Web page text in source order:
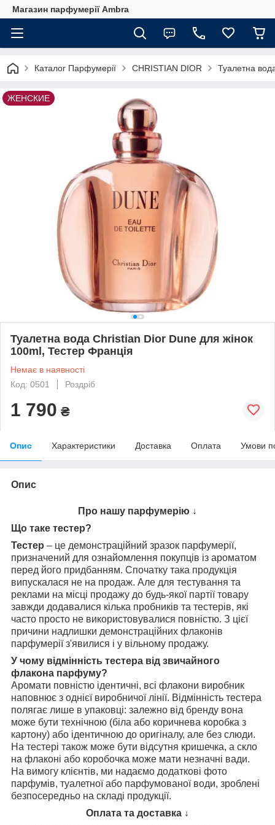
Магазин парфумерії Ambra
Каталог Парфумерії CHRISTIAN DIOR Туалетна
ЖЕНСКИЕ
Туалетна вода Christian Dior Dune для жінок
100ml, Тестер Франція
Немає в наявності
Код: 0501
Роздріб
1 790 ₴
Опис Характеристики Доставка Оплата Умови
Опис
Про нашу парфумерію ↓
Що таке тестер?
Тестер – це демонстраційний зразок парфумерії,
призначений для ознайомлення покупців із ароматом
перед його придбанням. Спочатку така продукція
випускалася не на продаж. Але для тестування та
реклами на місці продажу до будь-якої партії товару
завжди додавалися кілька пробників та тестерів, які
часто просто не використовувалися повністю. З цієї
причини надлишки демонстраційних флаконів
парфумерії з'явилися і у вільному продажу.
У чому відмінність тестера від звичайного
флакона парфуму?
Аромати повністю ідентичні, всі флакони виробник
наповнює з однієї виробничої лінії. Відмінність тестера
полягає лише в упаковці: залежно від бренду вона
може бути технічною (біла або коричнева коробка з
картону) або ідентичною до оригіналу, але без слюди.
На тестері також може бути відсутня кришечка, а скло
на флаконі або коробочка може мати незначні вади.
На вимогу клієнтів, ми надаємо додаткові фото
парфумів, туалетної або парфумованої води, зроблені
безпосередньо на складі продукції.
Оплата та доставка ↓